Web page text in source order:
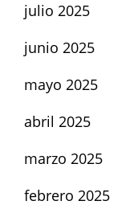
julio 2025
junio 2025
mayo 2025
abril 2025
marzo 2025
febrero 2025